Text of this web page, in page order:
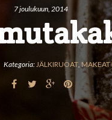
7 joulukuun, 2014
Kategoria:JÄLKIRUOAT,MAKEAT